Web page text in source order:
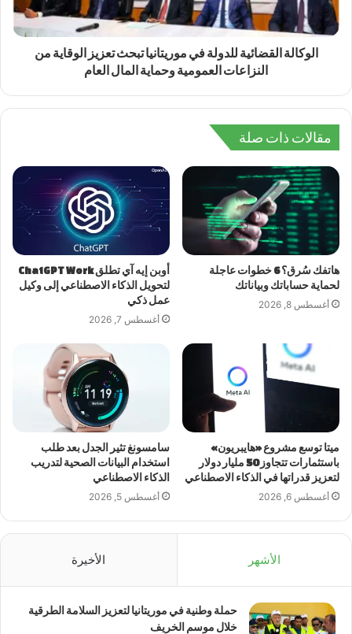
الوكالة القضائية للدولة في موريتانيا تبحث تعزيز الوقاية من
النزاعات العمومية وحماية المال العام
مقالات ذات صلة
هاتفك سُرق؟ 6 خطوات عاجلة
لحماية حساباتك وبياناتك
أغسطس 8, 2026
أوبن إيه آي تطلق ChatGPT Work
لتحويل الذكاء الاصطناعي إلى وكيل
عمل ذكي
أغسطس 7, 2026
ميتا توسع مشروع «هايبريون»
باستثمارات تتجاوز 50 مليار دولار
لتعزيز قدراتها في الذكاء الاصطناعي
أغسطس 6, 2026
سامسونغ تثير الجدل بعد طلب
استخدام البيانات الصحية لتدريب
الذكاء الاصطناعي
أغسطس 5, 2026
الأشهر الأخيرة
حملة وطنية في موريتانيا لتعزيز السلامة الطرقية
خلال موسم الخريف